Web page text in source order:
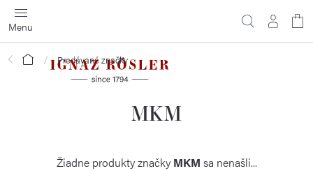
Prejsť
na
obsah
Domov Predávané značky
MKM
Žiadne produkty značky MKM sa nenašli...